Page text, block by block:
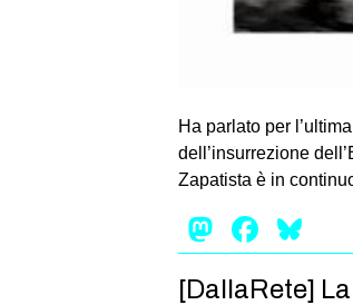
Ha parlato per
dell’insurrezione
Zapatista è in
[DallaRete]